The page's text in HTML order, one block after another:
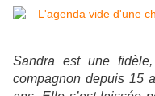
Sandra est une
compagnon depuis 15